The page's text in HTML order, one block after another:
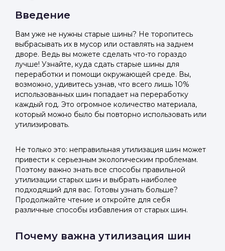
Введение
Вам уже не нужны старые шины? Не торопитесь
выбрасывать их в мусор или оставлять на заднем
дворе. Ведь вы можете сделать что-то гораздо
лучше! Узнайте, куда сдать старые шины для
переработки и помощи окружающей среде. Вы,
возможно, удивитесь узнав, что всего лишь 10%
использованных шин попадает на переработку
каждый год. Это огромное количество материала,
который можно было бы повторно использовать или
утилизировать.
Не только это: неправильная утилизация шин может
привести к серьезным экологическим проблемам.
Поэтому важно знать все способы правильной
утилизации старых шин и выбрать наиболее
подходящий для вас. Готовы узнать больше?
Продолжайте чтение и откройте для себя
различные способы избавления от старых шин.
Почему важна утилизация шин